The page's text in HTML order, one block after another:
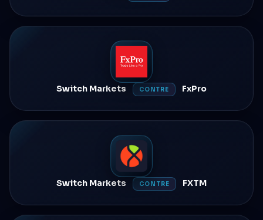
Switch Markets CONTRE FxPro
Switch Markets CONTRE FXTM